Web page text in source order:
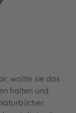
wollte sie das
halten und